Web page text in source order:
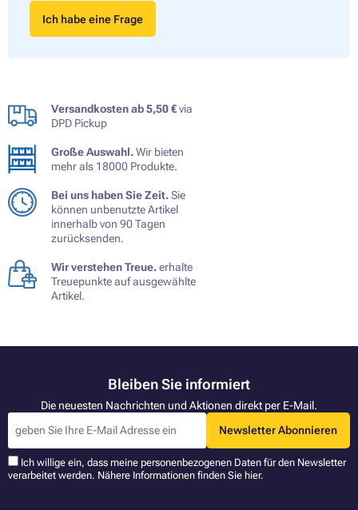
Ich habe eine Frage
Versandkosten ab 5,50 €via
DPD Pickup
Große Auswahl.Wir bieten
mehr als 18000 Produkte.
Bei uns haben Sie Zeit.Sie
können unbenutzte Artikel
innerhalb von 90 Tagen
zurücksenden.
Wir verstehen Treue.erhalte
Treuepunkte auf ausgewählte
Artikel.
Bleiben Sie informiert
Die neuesten Nachrichten und Aktionen direkt per E-Mail.
Newsletter Abonnieren
Ich willige ein, dass meine personenbezogenen Daten für den Newsletter
verarbeitet werden. Nähere Informationen finden Sie hier.